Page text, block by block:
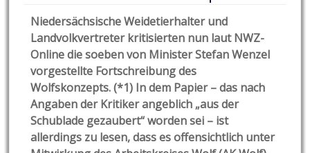
Niedersächsische Weidetierhalter und
Landvolkvertreter kritisierten nun laut NWZ-
Online die soeben von Minister Stefan Wenzel
vorgestellte Fortschreibung des
Wolfskonzepts. (*1) In dem Papier – das nach
Angaben der Kritiker angeblich „aus der
Schublade gezaubert“ worden sei – ist
allerdings zu lesen, dass es offensichtlich unter